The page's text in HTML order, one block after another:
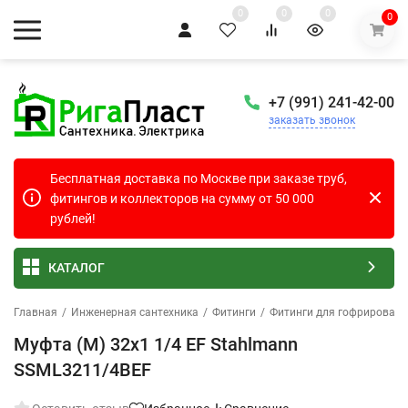
0 0 0 0
+7 (991) 241-42-00
заказать звонок
Бесплатная доставка по Москве при заказе труб,
фитингов и коллекторов на сумму от 50 000
рублей!
КАТАЛОГ
Главная / Инженерная сантехника / Фитинги / Фитинги для
Муфта (M) 32х1 1/4 EF Stahlmann
SSML3211/4BEF